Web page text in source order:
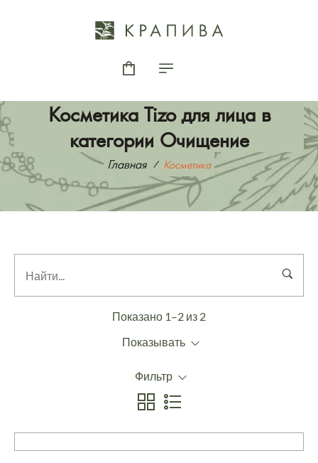
Косметика Tizo для лица в
категории Очищение
Главная Косметика
Показано 1–2 из 2
Показывать
Фильтр